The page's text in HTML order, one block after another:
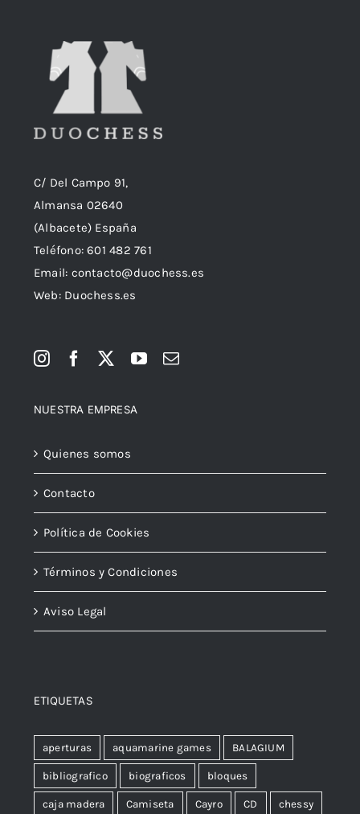
C/ Del Campo 91,
Almansa 02640
(Albacete) España
Teléfono:601 482 761
Email: contacto@duochess.es
Web: Duochess.es
NUESTRA EMPRESA
Quienes somos
Contacto
Política de Cookies
Términos y Condiciones
Aviso Legal
ETIQUETAS
aperturas aquamarine games BALAGIUM
bibliografico biograficos bloques
caja madera Camiseta Cayro CD chessy